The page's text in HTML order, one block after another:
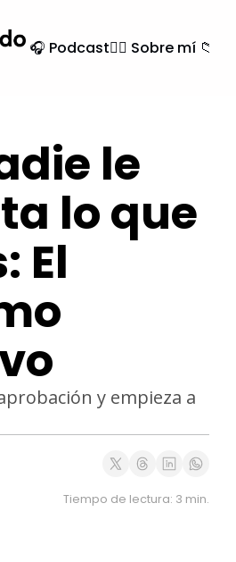
🎧 Podcast🙍‍♂️ Sobre mí 📁
le
lo que
El
Tiempo de lectura: 3 min.